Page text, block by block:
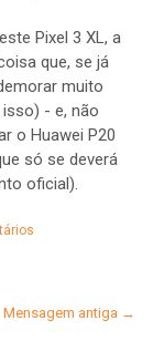
Pixel 3 XL, a
que, se já
muito
- e, não
o Huawei P20
só se deverá
oficial).
Mensagem antiga →